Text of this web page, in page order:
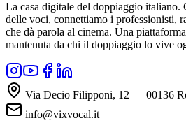
La casa digitale del doppiaggio italiano.
delle voci, connettiamo i professionisti,
che dà parola al cinema. Una
mantenuta da chi il doppiaggio lo vive
Via Decio Filipponi, 12 — 00136
info@vixvocal.it